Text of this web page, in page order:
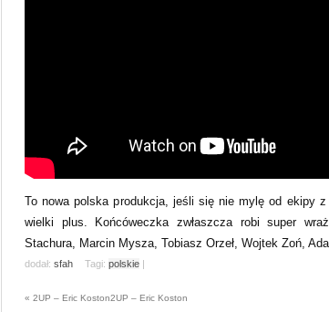
To nowa polska produkcja, jeśli się nie mylę od ekipy
wielki plus. Końcóweczka zwłaszcza robi super
Stachura, Marcin Mysza, Tobiasz Orzeł, Wojtek Zoń,
dodał: sfah Tagi: polskie |
« 2UP – Eric Koston2UP – Eric Koston